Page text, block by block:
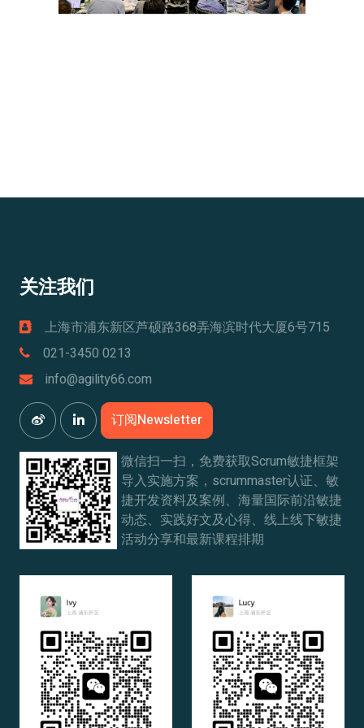
关注我们
上海市浦东新区芦硕路368弄海滨时代大厦6号715
021-3450 0213
info@agility66.com
订阅Newsletter
微信扫一扫，免费获取Scrum敏捷框架
导入实施方案，scrummaster认证、敏
捷开发资料及案例、海量国际前沿敏捷
动态、实践好文及心得、线上线下敏捷
活动分享和最新课程排期